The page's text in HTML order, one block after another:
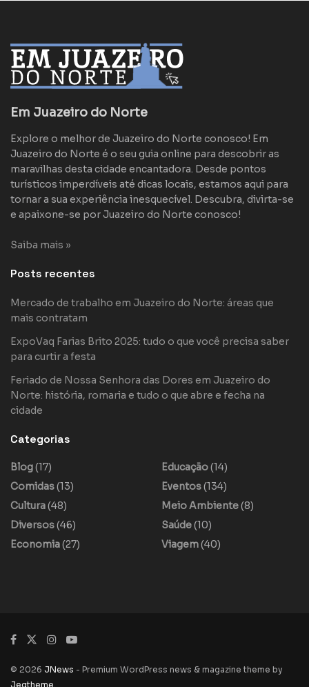
Em Juazeiro do Norte
Explore o melhor de Juazeiro do Norte conosco! Em
Juazeiro do Norte é o seu guia online para descobrir as
maravilhas desta cidade encantadora. Desde pontos
turísticos imperdíveis até dicas locais, estamos aqui para
tornar a sua experiência inesquecível. Descubra, divirta-se
e apaixone-se por Juazeiro do Norte conosco!
Saiba mais »
Posts recentes
Mercado de trabalho em Juazeiro do Norte: áreas que
mais contratam
ExpoVaq Farias Brito 2025: tudo o que você precisa saber
para curtir a festa
Feriado de Nossa Senhora das Dores em Juazeiro do
Norte: história, romaria e tudo o que abre e fecha na
cidade
Categorias
Blog(17)
Comidas(13)
Cultura(48)
Diversos(46)
Economia(27)
Educação(14)
Eventos(134)
Meio Ambiente(8)
Saúde(10)
Viagem(40)
© 2026 JNews - Premium WordPress news & magazine theme by
Jegtheme